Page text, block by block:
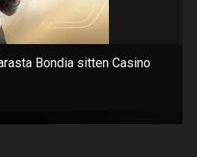
Bondia sitten Casino